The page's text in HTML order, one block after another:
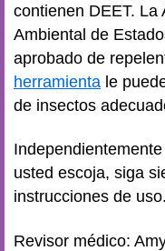
contienen DEET. La
Ambiental de
aprobado de
herramienta le
de insectos
usted escoja, siga
instrucciones de uso.
Revisor médico: